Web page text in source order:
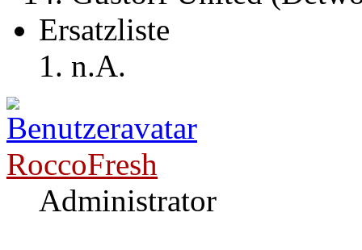
Ersatzliste
n.A.
RoccoFresh
Administrator